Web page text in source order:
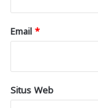
Email *
Situs Web